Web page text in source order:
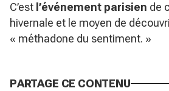
C’est l’événement parisien de
hivernale et le moyen de
« méthadone du sentiment. »
PARTAGE CE CONTENU